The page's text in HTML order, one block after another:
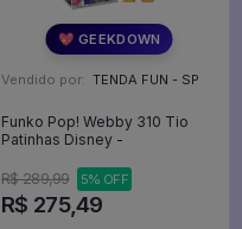
💖 GEEKDOWN
Vendido por: TENDA FUN - SP
Funko Pop! Webby 310 Tio
Patinhas Disney -
R$ 289,99 5% OFF
R$ 275,49